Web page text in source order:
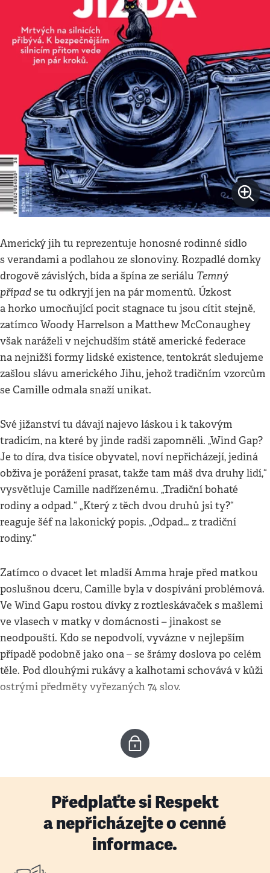
Americký jih tu reprezentuje honosné rodinné sídlo
s verandami a podlahou ze slonoviny. Rozpadlé domky
drogově závislých, bída a špína ze seriálu Temný
případse tu odkryjí jen na pár momentů. Úzkost
a horko umocňující pocit stagnace tu jsou cítit stejně,
zatímco Woody Harrelson a Matthew McConaughey
však naráželi v nejchudším státě americké federace
na nejnižší formy lidské existence, tentokrát sledujeme
zašlou slávu amerického Jihu, jehož tradičním vzorcům
se Camille odmala snaží unikat.
Své jižanství tu dávají najevo láskou i k takovým
tradicím, na které by jinde radši zapomněli. „Wind Gap?
Je to díra, dva tisíce obyvatel, noví nepřicházejí, jediná
obživa je porážení prasat, takže tam máš dva druhy lidí,“
vysvětluje Camille nadřízenému. „Tradiční bohaté
rodiny a odpad.“ „Který z těch dvou druhů jsi ty?“
reaguje šéf na lakonický popis. „Odpad… z tradiční
rodiny.“
Zatímco o dvacet let mladší Amma hraje před matkou
poslušnou dceru, Camille byla v dospívání problémová.
Ve Wind Gapu rostou dívky z roztleskávaček s mašlemi
ve vlasech v matky v domácnosti – jinakost se
neodpouští. Kdo se nepodvolí, vyvázne v nejlepším
případě podobně jako ona – se šrámy doslova po celém
těle. Pod dlouhými rukávy a kalhotami schovává v kůži
ostrými předměty vyřezaných 74 slov.
Předplaťte si Respekt
a nepřicházejte o cenné
informace.